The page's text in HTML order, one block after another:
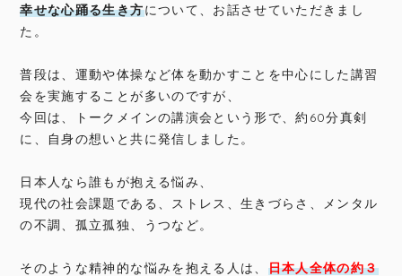
幸せな心踊る生き方について、お話させていただきまし
た。
普段は、運動や体操など体を動かすことを中心にした講習
会を実施することが多いのですが、
今回は、トークメインの講演会という形で、約60分真剣
に、自身の想いと共に発信しました。
日本人なら誰もが抱える悩み、
現代の社会課題である、ストレス、生きづらさ、メンタル
の不調、孤立孤独、うつなど。
そのような精神的な悩みを抱える人は、 日本人全体の約３